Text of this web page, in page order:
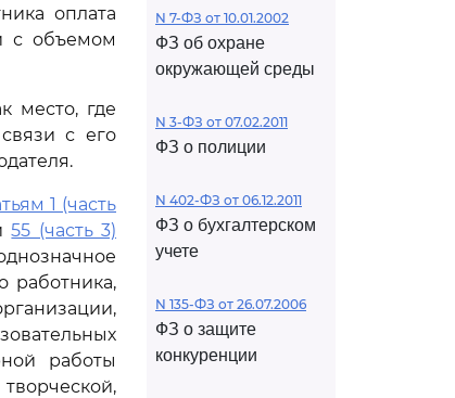
оплата
с объемом
место, где
с его
1 (часть
55 (часть 3)
работника,
работы
N 7-ФЗ от 10.01.2002
ФЗ об охране
окружающей среды
N 3-ФЗ от 07.02.2011
ФЗ о полиции
N 402-ФЗ от 06.12.2011
ФЗ о бухгалтерском
учете
N 135-ФЗ от 26.07.2006
ФЗ о защите
конкуренции